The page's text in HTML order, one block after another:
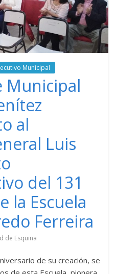
Municipal
Municipal
al
Luis
del 131
la Escuela
Ferreira
de Esquina
de su creación, se